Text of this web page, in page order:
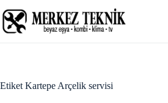
panel
to
content
Etiket Kartepe Arçelik servisi